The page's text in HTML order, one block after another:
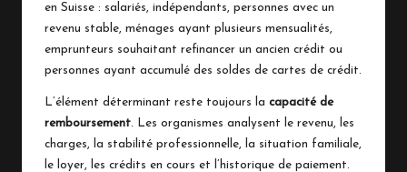
en Suisse : salariés, indépendants, personnes avec un
revenu stable, ménages ayant plusieurs mensualités,
emprunteurs souhaitant refinancer un ancien crédit ou
personnes ayant accumulé des soldes de cartes de crédit.
L’élément déterminant reste toujours la capacité de
remboursement. Les organismes analysent le revenu, les
charges, la stabilité professionnelle, la situation familiale,
le loyer, les crédits en cours et l’historique de paiement.